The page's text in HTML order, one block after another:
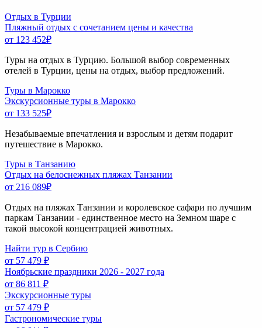
Отдых в Турции
Пляжный отдых с сочетанием цены и качества
от 123 452₽
Туры на отдых в Турцию. Большой выбор современных
отелей в Турции, цены на отдых, выбор предложений.
Туры в Марокко
Экскурсионные туры в Марокко
от 133 525₽
Незабываемые впечатления и взрослым и детям подарит
путешествие в Марокко.
Туры в Танзанию
Отдых на белоснежных пляжах Танзании
от 216 089₽
Отдых на пляжах Танзании и королевское сафари по лучшим
паркам Танзании - единственное место на Земном шаре с
такой высокой концентрацией животных.
Найти тур в Сербию
от 57 479 ₽
Ноябрьские праздники 2026 - 2027 года
от 86 811 ₽
Экскурсионные туры
от 57 479 ₽
Гастрономические туры